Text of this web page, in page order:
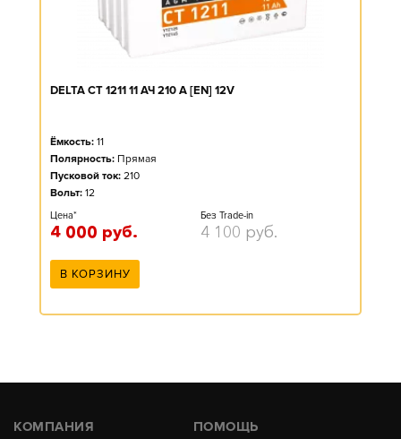
DELTA CT 1211 11 АЧ 210 A [EN] 12V
Ёмкость: 11
Полярность: Прямая
Пусковой ток: 210
Вольт: 12
Цена*
4 000 руб.
Без Trade-in
4 100 руб.
В КОРЗИНУ
КОМПАНИЯ ПОМОЩЬ